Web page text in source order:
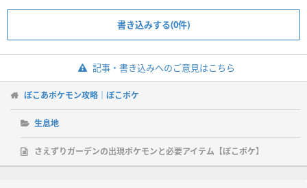
書き込みする(0件)
記事・書き込みへのご意見はこちら
ぽこあポケモン攻略｜ぽこポケ
生息地
さえずりガーデンの出現ポケモンと必要アイテム【ぽこポケ】